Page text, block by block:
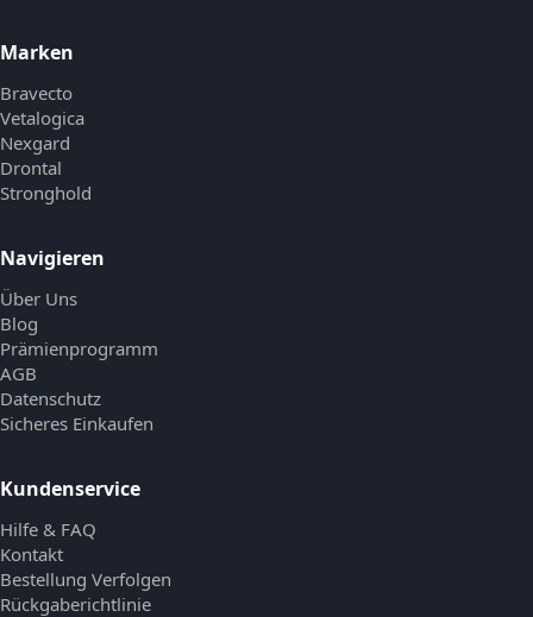
Marken
Bravecto
Vetalogica
Nexgard
Drontal
Stronghold
Navigieren
Über Uns
Blog
Prämienprogramm
AGB
Datenschutz
Sicheres Einkaufen
Kundenservice
Hilfe & FAQ
Kontakt
Bestellung Verfolgen
Rückgaberichtlinie